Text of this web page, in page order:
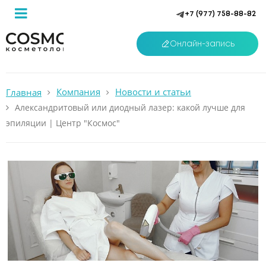
+7 (977) 758-88-82
Онлайн-запись
Главная Компания Новости и статьи
Александритовый или диодный лазер: какой лучше для
эпиляции | Центр "Космос"